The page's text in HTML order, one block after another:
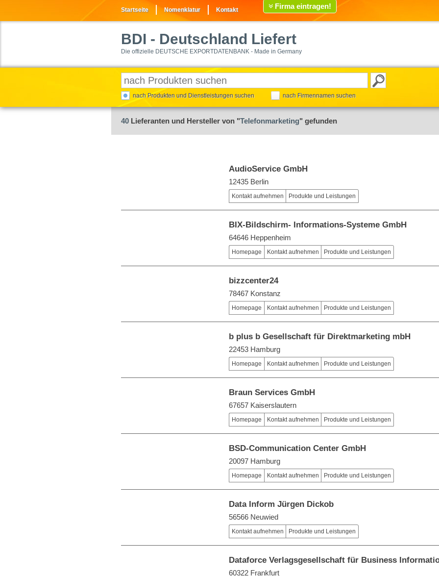
Startseite Nomenklatur Kontakt Firma eintragen!
BDI - Deutschland Liefert
Die offizielle DEUTSCHE EXPORTDATENBANK - Made in Germany
nach Produkten und Dienstleistungen suchen nach Firmennamen suchen
40 Lieferanten und Hersteller von "Telefonmarketing" gefunden
AudioService GmbH
12435 Berlin
Kontakt aufnehmen Produkte und Leistungen
BIX-Bildschirm- Informations-Systeme GmbH
64646 Heppenheim
Homepage Kontakt aufnehmen Produkte und Leistungen
bizzcenter24
78467 Konstanz
Homepage Kontakt aufnehmen Produkte und Leistungen
b plus b Gesellschaft für Direktmarketing mbH
22453 Hamburg
Homepage Kontakt aufnehmen Produkte und Leistungen
Braun Services GmbH
67657 Kaiserslautern
Homepage Kontakt aufnehmen Produkte und Leistungen
BSD-Communication Center GmbH
20097 Hamburg
Homepage Kontakt aufnehmen Produkte und Leistungen
Data Inform Jürgen Dickob
56566 Neuwied
Kontakt aufnehmen Produkte und Leistungen
Dataforce Verlagsgesellschaft für Business
60322 Frankfurt